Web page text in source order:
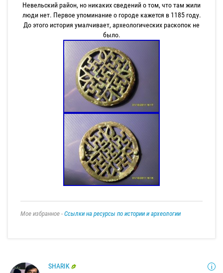
Невельский район, но никаких сведений о том, что там жили
люди нет. Первое упоминание о городе кажется в 1185 году.
До этого история умалчивает, археологических раскопок не
было.
Мое избранное - Ссылки на ресурсы по истории и археологии
SHARIK